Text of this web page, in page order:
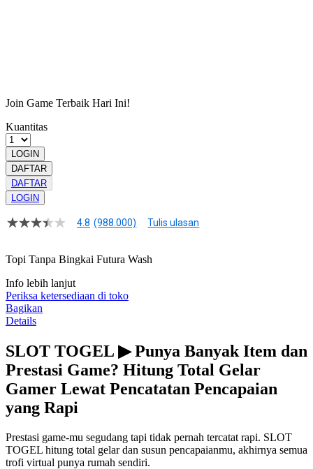
Join Game Terbaik Hari Ini!
Kuantitas
LOGIN
DAFTAR
DAFTAR
LOGIN
4.2
bintang,
rating
rata-
rata.
Read
98
Tautan
yang
sama.
4.8 (988.000) Tulis ulasan
Topi Tanpa Bingkai Futura Wash
Info lebih lanjut
Periksa ketersediaan di toko
Bagikan
Details
SLOT TOGEL ▶ Punya Banyak Item dan
Prestasi Game? Hitung Total Gelar
Gamer Lewat Pencatatan Pencapaian
yang Rapi
Prestasi game-mu segudang tapi tidak pernah tercatat rapi. SLOT
TOGEL hitung total gelar dan susun pencapaianmu, akhirnya semua
trofi virtual punya rumah sendiri.